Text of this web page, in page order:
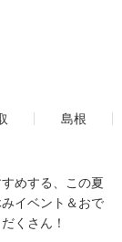
島根
めする、この夏
イベント＆おで
くさん！